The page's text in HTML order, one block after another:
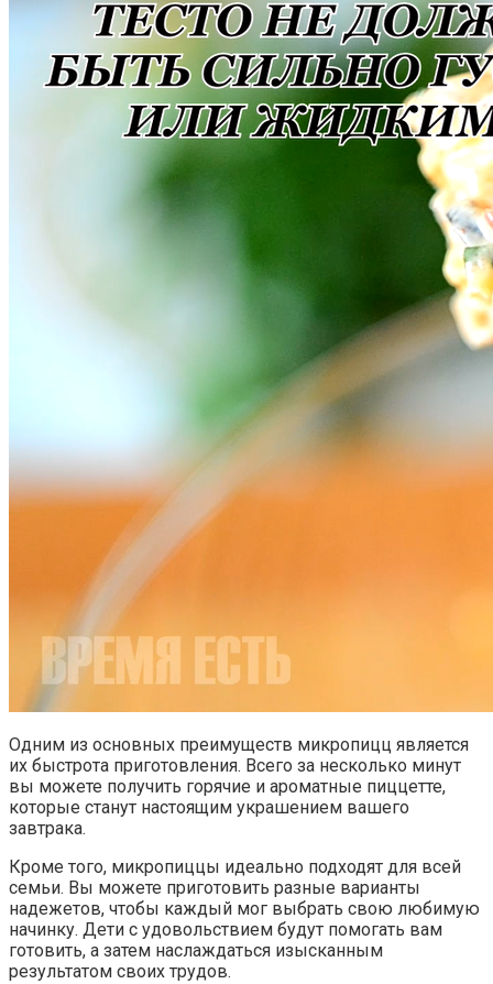
Одним из основных преимуществ микропицц является
их быстрота приготовления. Всего за несколько минут
вы можете получить горячие и ароматные пиццетте,
которые станут настоящим украшением вашего
завтрака.
Кроме того, микропиццы идеально подходят для всей
семьи. Вы можете приготовить разные варианты
надежетов, чтобы каждый мог выбрать свою любимую
начинку. Дети с удовольствием будут помогать вам
готовить, а затем наслаждаться изысканным
результатом своих трудов.